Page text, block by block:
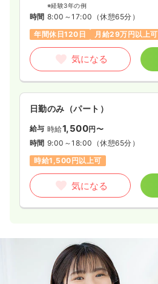
※経験3年の例
時間 8:00～17:00 （休憩65分）
年間休日120日
月給29万円以上可
気になる
日勤のみ（パート）
給与 時給1,500円〜
時間 9:00～18:00 （休憩65分）
時給1,500円以上可
気になる